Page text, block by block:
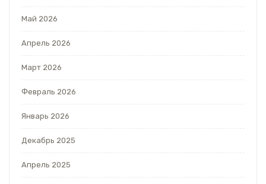
Май 2026
Апрель 2026
Март 2026
Февраль 2026
Январь 2026
Декабрь 2025
Апрель 2025